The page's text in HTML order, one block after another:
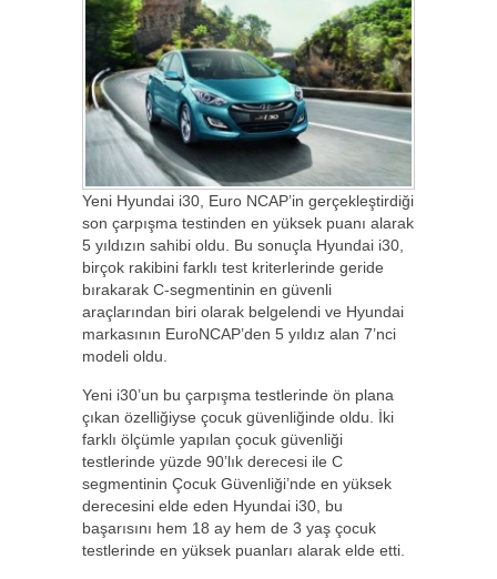
Yeni Hyundai i30, Euro NCAP’in gerçekleştirdiği
son çarpışma testinden en yüksek puanı alarak
5 yıldızın sahibi oldu. Bu sonuçla Hyundai i30,
birçok rakibini farklı test kriterlerinde geride
bırakarak C-segmentinin en güvenli
araçlarından biri olarak belgelendi ve Hyundai
markasının EuroNCAP’den 5 yıldız alan 7’nci
modeli oldu.
Yeni i30’un bu çarpışma testlerinde ön plana
çıkan özelliğiyse çocuk güvenliğinde oldu. İki
farklı ölçümle yapılan çocuk güvenliği
testlerinde yüzde 90’lık derecesi ile C
segmentinin Çocuk Güvenliği’nde en yüksek
derecesini elde eden Hyundai i30, bu
başarısını hem 18 ay hem de 3 yaş çocuk
testlerinde en yüksek puanları alarak elde etti.